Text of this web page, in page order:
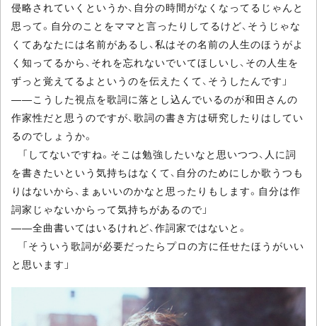
侵略されていくというか、自分の時間がなくなってるじゃんと
思って。自分のことをママと言ったりしてるけど、そうじゃな
くてあなたには名前があるし、私はその名前の人生のほうがよ
く知ってるから、それを忘れないでいてほしいし、その人生を
ずっと覚えてるよというのを伝えたくて、そうしたんです」
――こうした視点を歌詞に落とし込んでいるのが和田さんの
作家性だと思うのですが、歌詞の書き方は研究したりはしてい
るのでしょうか。
「してないですね。そこは勉強したいなと思いつつ、人に詞
を書きたいという気持ちはなくて、自分のためにしか歌うつも
りはないから、まぁいいのかなと思ったりもします。自分は作
詞家じゃないからって気持ちがあるので」
――全曲書いてはいるけれど、作詞家ではないと。
「そういう歌詞が必要だったらプロの方に任せたほうがいい
と思います」